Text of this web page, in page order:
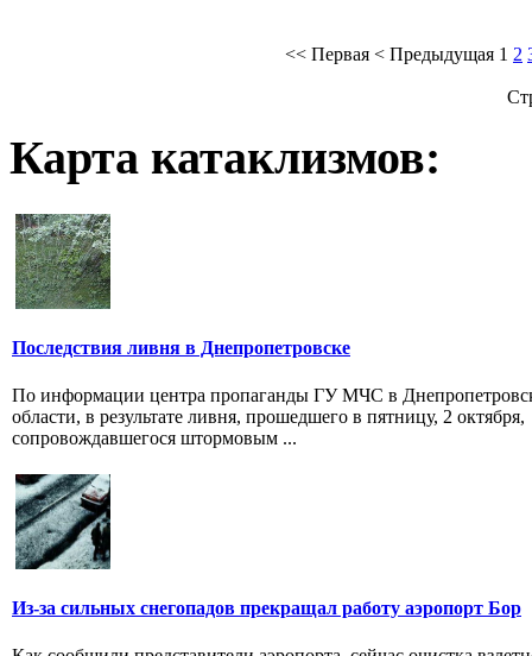
<< Первая < Предыдущая 1 2
Карта катаклизмов:
Последствия ливня в Днепропетровске
По информации центра пропаганды ГУ МЧС в
области, в результате ливня, прошедшего в пятницу, 2 октября,
сопровождавшегося штормовым ...
Из-за сильных снегопадов прекращал работу аэропорт Бор